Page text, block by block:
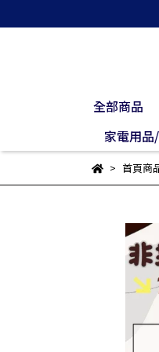
全部商品
家電用品
首頁商